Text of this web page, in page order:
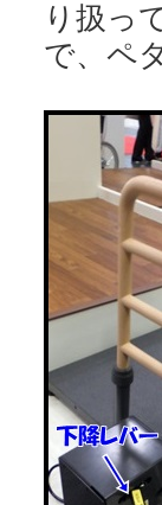
り扱っ
で、ペ